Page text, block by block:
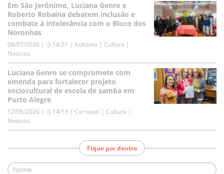
Em São Jerônimo, Luciana Genro e
Roberto Robaina debatem inclusão e
combate à intolerância com o Bloco dos
Noronhas
08/07/2026 | ◷ 14:51 | Autismo | Cultura |
Notícias
Luciana Genro se compromete com
emenda para fortalecer projeto
sociocultural de escola de samba em
Porto Alegre
12/06/2026 | ◷ 14:13 | Carnaval | Cultura |
Notícias
Fique por dentro